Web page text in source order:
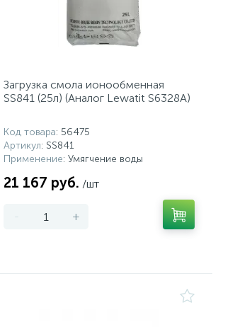
Загрузка смола ионообменная
SS841 (25л) (Аналог Lewatit S6328A)
Код товара: 56475
Артикул: SS841
Применение: Умягчение воды
21 167 руб. /шт
- +